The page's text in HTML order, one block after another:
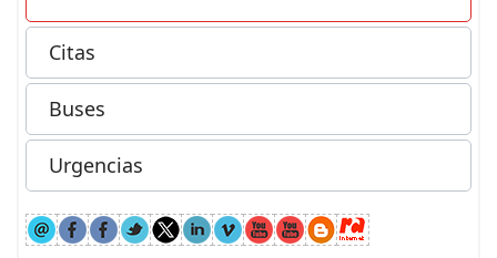
Citas
Buses
Urgencias